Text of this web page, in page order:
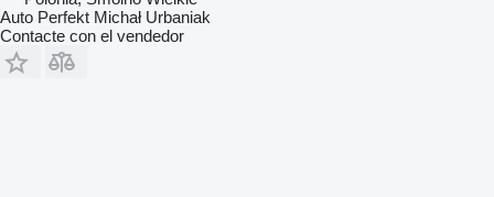
Auto Perfekt Michał Urbaniak
Contacte con el vendedor